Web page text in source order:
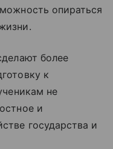
опираться
более
к
не
и
государства и